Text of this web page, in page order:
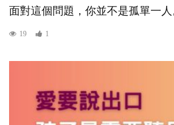
面對這個問題，你並不是孤單一人
19 1